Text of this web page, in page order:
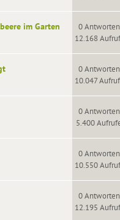
im Garten
0 Antworten
12.168
0 Antworten
10.047
0 Antworten
5.400
0 Antworten
10.550
0 Antworten
12.195